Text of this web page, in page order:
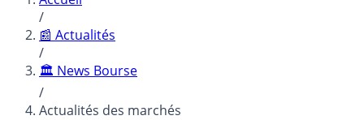
/
📰 Actualités
/
🏛️ News Bourse
/
Actualités des marchés